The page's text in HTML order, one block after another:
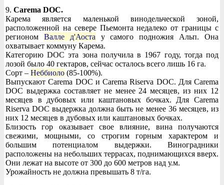
9. Carema DOC.
Карема является маленькой винодельческой зоной,
расположенной на севере Пьемонта недалеко от границы с
регионом Валле д'Аоста у самого подножия Альп. Она
охватывает коммуну Карема.
Категорию DOC эта зона получила в 1967 году, тогда под
лозой было 40 гектаров, сейчас осталось всего лишь 16 га.
Сорт – Неббиоло (85-100%).
Выпускают Carema DOC и Carema Riserva DOC. Для Carema
DOC выдержка составляет не менее 24 месяцев, из них 12
месяцев в дубовых или каштановых бочках. Для Carema
Riserva DOC выдержка должна быть не менее 36 месяцев, из
них 12 месяцев в дубовых или каштановых бочках.
Близость гор оказывает свое влияние, вина получаются
свежими, мощными, со строгим горным характером и
большим потенциалом выдержки. Виноградники
расположены на небольших террасах, поднимающихся вверх.
Они лежат на высоте от 300 до 600 метров над у.м.
Урожайность не должна превышать 8 т/га.